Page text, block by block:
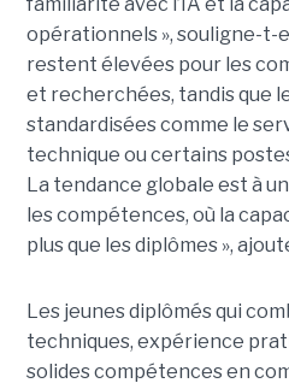
familiarité avec l’IA et la
opérationnels », souligne-t-
restent élevées pour les
et recherchées, tandis que
standardisées comme le
technique ou certains
La tendance globale est à
les compétences, où la
plus que les diplômes »,
Les jeunes diplômés qui
techniques, expérience
solides compétences en